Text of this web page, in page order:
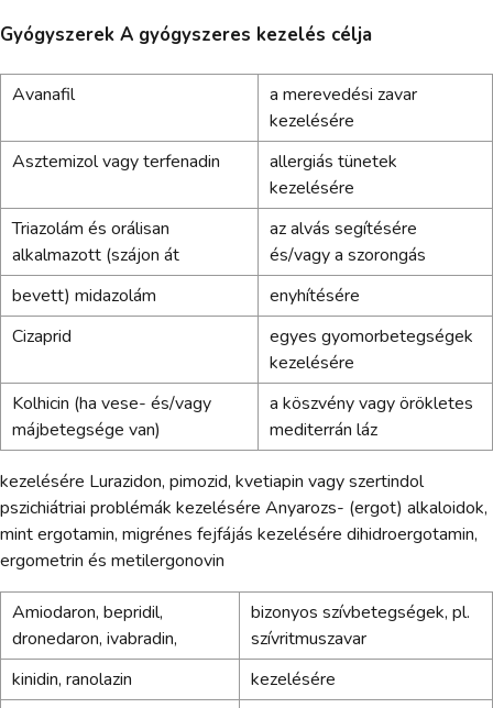
Gyógyszerek A gyógyszeres kezelés célja
Avanafil
a merevedési zavar
kezelésére
Asztemizol vagy terfenadin
allergiás tünetek
kezelésére
Triazolám és orálisan
alkalmazott (szájon át
az alvás segítésére
és/vagy a szorongás
bevett) midazolám
enyhítésére
Cizaprid
egyes gyomorbetegségek
kezelésére
Kolhicin (ha vese- és/vagy
májbetegsége van)
a köszvény vagy örökletes
mediterrán láz
kezelésére Lurazidon, pimozid, kvetiapin vagy szertindol
pszichiátriai problémák kezelésére Anyarozs- (ergot) alkaloidok,
mint ergotamin, migrénes fejfájás kezelésére dihidroergotamin,
ergometrin és metilergonovin
Amiodaron, bepridil,
dronedaron, ivabradin,
bizonyos szívbetegségek, pl.
szívritmuszavar
kinidin, ranolazin
kezelésére